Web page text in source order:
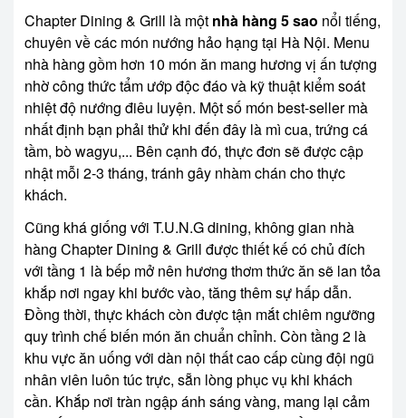
Chapter Dining & Grill là một nhà hàng 5 sao nổi tiếng,
chuyên về các món nướng hảo hạng tại Hà Nội. Menu
nhà hàng gồm hơn 10 món ăn mang hương vị ấn tượng
nhờ công thức tẩm ướp độc đáo và kỹ thuật kiểm soát
nhiệt độ nướng điêu luyện. Một số món best-seller mà
nhất định bạn phải thử khi đến đây là mì cua, trứng cá
tầm, bò wagyu,... Bên cạnh đó, thực đơn sẽ được cập
nhật mỗi 2-3 tháng, tránh gây nhàm chán cho thực
khách.
Cũng khá giống với T.U.N.G dining, không gian nhà
hàng Chapter Dining & Grill được thiết kế có chủ đích
với tầng 1 là bếp mở nên hương thơm thức ăn sẽ lan tỏa
khắp nơi ngay khi bước vào, tăng thêm sự hấp dẫn.
Đồng thời, thực khách còn được tận mắt chiêm ngưỡng
quy trình chế biến món ăn chuẩn chỉnh. Còn tầng 2 là
khu vực ăn uống với dàn nội thất cao cấp cùng đội ngũ
nhân viên luôn túc trực, sẵn lòng phục vụ khi khách
cần. Khắp nơi tràn ngập ánh sáng vàng, mang lại cảm